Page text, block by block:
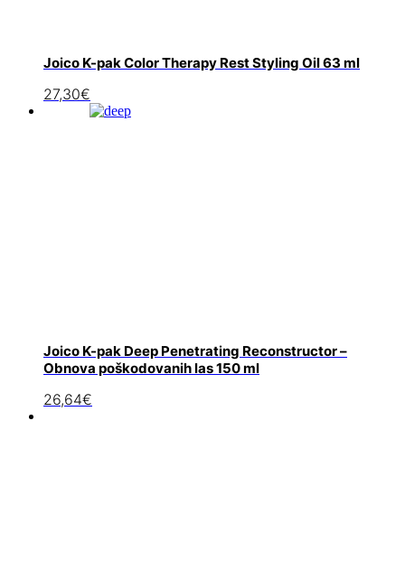
Joico K-pak Color Therapy Rest Styling Oil 63 ml
27,30€
Joico K-pak Deep Penetrating Reconstructor –
Obnova poškodovanih las 150 ml
26,64€